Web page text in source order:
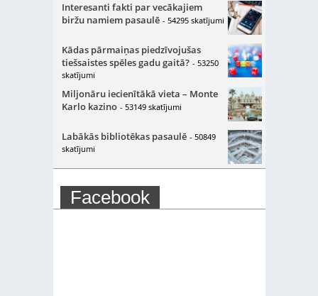
Interesanti fakti par vecākajiem
biržu namiem pasaulē - 54295 skatījumi
Kādas pārmaiņas piedzīvojušas
tiešsaistes spēles gadu gaitā? - 53250
skatījumi
Miljonāru iecienītākā vieta – Monte
Karlo kazino - 53149 skatījumi
Labākās bibliotēkas pasaulē - 50849
skatījumi
Facebook